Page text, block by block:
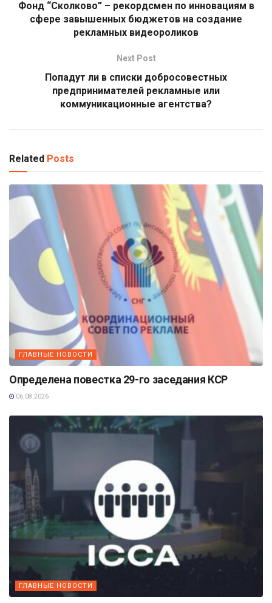
Фонд “Сколково” – рекордсмен по инновациям в
сфере завышенных бюджетов на создание
рекламных видеороликов
Next Post
Попадут ли в списки добросовестных
предпринимателей рекламные или
коммуникационные агентства?
Related Posts
ГЛАВНЫЕ НОВОСТИ
Определена повестка 29-го заседания КСР
06.08.2026
ГЛАВНЫЕ НОВОСТИ